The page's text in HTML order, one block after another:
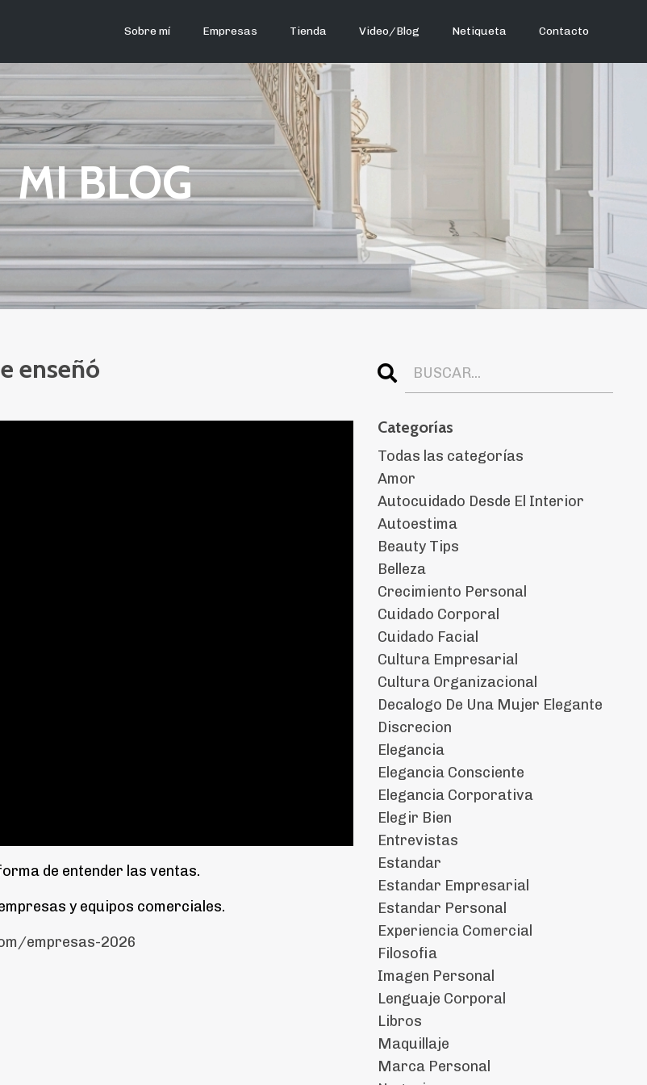
Sobre mí Empresas Tienda Video/Blog Netiqueta Contacto
MI BLOG
enseñó
de entender las ventas.
y equipos comerciales.
empresas-2026
Categorías
Todas las categorías
Amor
Autocuidado Desde El Interior
Autoestima
Beauty Tips
Belleza
Crecimiento Personal
Cuidado Corporal
Cuidado Facial
Cultura Empresarial
Cultura Organizacional
Decalogo De Una Mujer Elegante
Discrecion
Elegancia
Elegancia Consciente
Elegancia Corporativa
Elegir Bien
Entrevistas
Estandar
Estandar Empresarial
Estandar Personal
Experiencia Comercial
Filosofia
Imagen Personal
Lenguaje Corporal
Libros
Maquillaje
Marca Personal